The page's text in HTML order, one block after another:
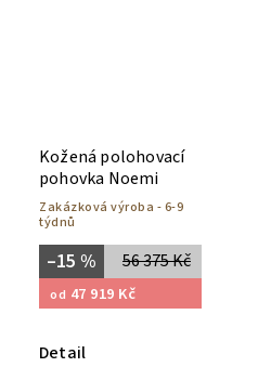
Kožená polohovací
pohovka Noemi
Zakázková výroba - 6-9
týdnů
56 375 Kč
–15 %
od 47 919 Kč
Detail